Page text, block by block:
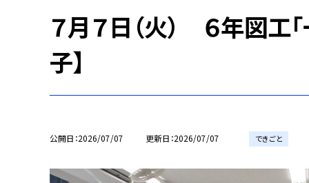
７月７日（火） ６年図工
子】
公開日 2026/07/07 更新日 2026/07/07 できごと